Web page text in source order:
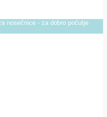
nosečnice - za dobro počutje